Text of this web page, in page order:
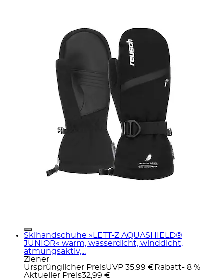
Skihandschuhe »LETT-Z AQUASHIELD®
JUNIOR« warm, wasserdicht, winddicht,
atmungsaktiv,...
Ziener
Ursprünglicher PreisUVP 35,99 € Rabatt- 8 %
Aktueller Preis32,99 €